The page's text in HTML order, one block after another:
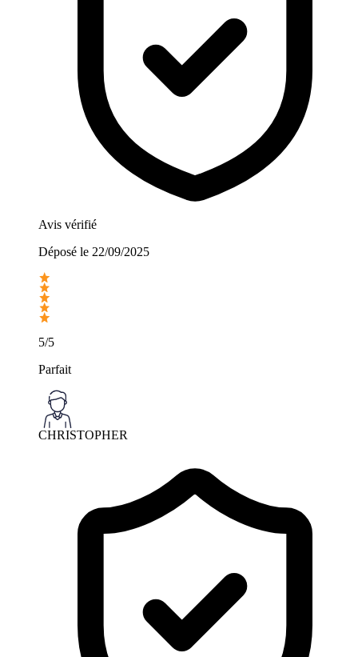
Avis vérifié
Déposé le 22/09/2025
5/5
Parfait
CHRISTOPHER